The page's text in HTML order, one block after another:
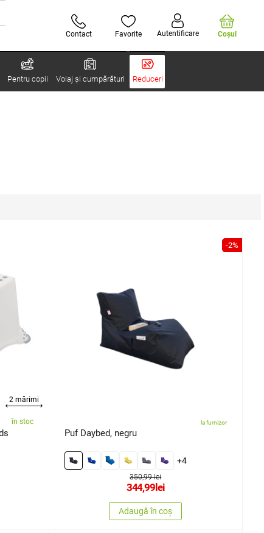
Contact Favorite Autentificare Coşul
Pentru copii Voiaj și cumpărături Reduceri
2 mărimi
în stoc
-2%
la furnizor
Puf Daybed, negru
+4
350,99 lei
344,99 lei
Adaugă în coș